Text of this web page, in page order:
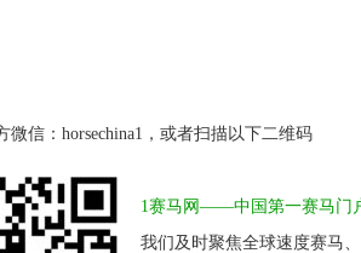
微信：horsechina1，或者扫描以下二维码
1赛马网——中国第一赛马门
我们及时聚焦全球速度赛马